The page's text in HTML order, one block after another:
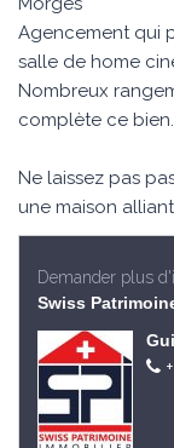
Agencement qui
salle de home
Nombreux
complète ce bien.
Ne laissez pas
une maison
Demander plus
Swiss